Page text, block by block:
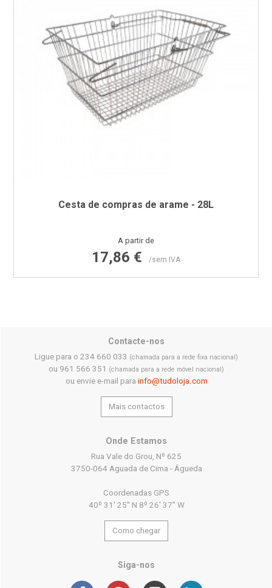
Cesta de compras de arame - 28L
Preço
A partir de
17,86 € /sem IVA
Contacte-nos
Ligue para o 234 660 033 (chamada para a rede fixa nacional)
ou 961 566 351 (chamada para a rede móvel nacional)
ou envie e-mail para info@tudoloja.com
Mais contactos
Onde Estamos
Rua Vale do Grou, Nº 625
3750-064 Aguada de Cima - Águeda
Coordenadas GPS
40º 31' 25'' N 8º 26' 37'' W
Como chegar
Siga-nos